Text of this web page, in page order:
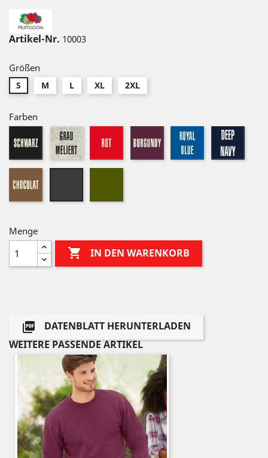
Artikel-Nr. 10003
Größen
S M L XL 2XL
Farben
schwarz burgundy royal
Menge
 IN DEN WARENKORB

DATENBLATT HERUNTERLADEN
WEITERE PASSENDE ARTIKEL